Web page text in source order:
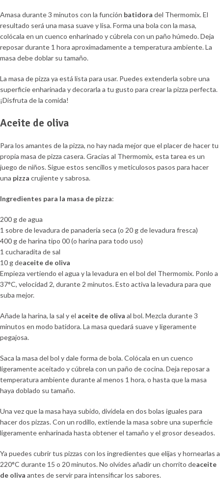
Amasa durante 3 minutos con la función batidora del Thermomix. El
resultado será una masa suave y lisa. Forma una bola con la masa,
colócala en un cuenco enharinado y cúbrela con un paño húmedo. Deja
reposar durante 1 hora aproximadamente a temperatura ambiente. La
masa debe doblar su tamaño.
La masa de pizza ya está lista para usar. Puedes extenderla sobre una
superficie enharinada y decorarla a tu gusto para crear la pizza perfecta.
¡Disfruta de la comida!
Aceite de oliva
Para los amantes de la pizza, no hay nada mejor que el placer de hacer tu
propia masa de pizza casera. Gracias al Thermomix, esta tarea es un
juego de niños. Sigue estos sencillos y meticulosos pasos para hacer
una pizza crujiente y sabrosa.
Ingredientes para la masa de pizza:
200 g de agua
1 sobre de levadura de panadería seca (o 20 g de levadura fresca)
400 g de harina tipo 00 (o harina para todo uso)
1 cucharadita de sal
10 g deaceite de oliva
Empieza vertiendo el agua y la levadura en el bol del Thermomix. Ponlo a
37°C, velocidad 2, durante 2 minutos. Esto activa la levadura para que
suba mejor.
Añade la harina, la sal y el aceite de oliva al bol. Mezcla durante 3
minutos en modo batidora. La masa quedará suave y ligeramente
pegajosa.
Saca la masa del bol y dale forma de bola. Colócala en un cuenco
ligeramente aceitado y cúbrela con un paño de cocina. Deja reposar a
temperatura ambiente durante al menos 1 hora, o hasta que la masa
haya doblado su tamaño.
Una vez que la masa haya subido, divídela en dos bolas iguales para
hacer dos pizzas. Con un rodillo, extiende la masa sobre una superficie
ligeramente enharinada hasta obtener el tamaño y el grosor deseados.
Ya puedes cubrir tus pizzas con los ingredientes que elijas y hornearlas a
220°C durante 15 o 20 minutos. No olvides añadir un chorrito deaceite
de oliva antes de servir para intensificar los sabores.